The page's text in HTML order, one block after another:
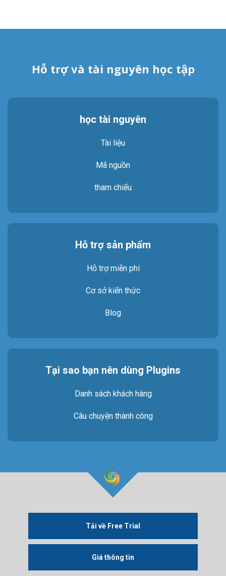
Hỗ trợ và tài nguyên học tập
học tài nguyên
Tài liệu
Mã nguồn
tham chiếu
Hỗ trợ sản phẩm
Hỗ trợ miễn phí
Cơ sở kiến thức
Blog
Tại sao bạn nên dùng Plugins
Danh sách khách hàng
Câu chuyện thành công
Tải về Free Trial
Giá thông tin